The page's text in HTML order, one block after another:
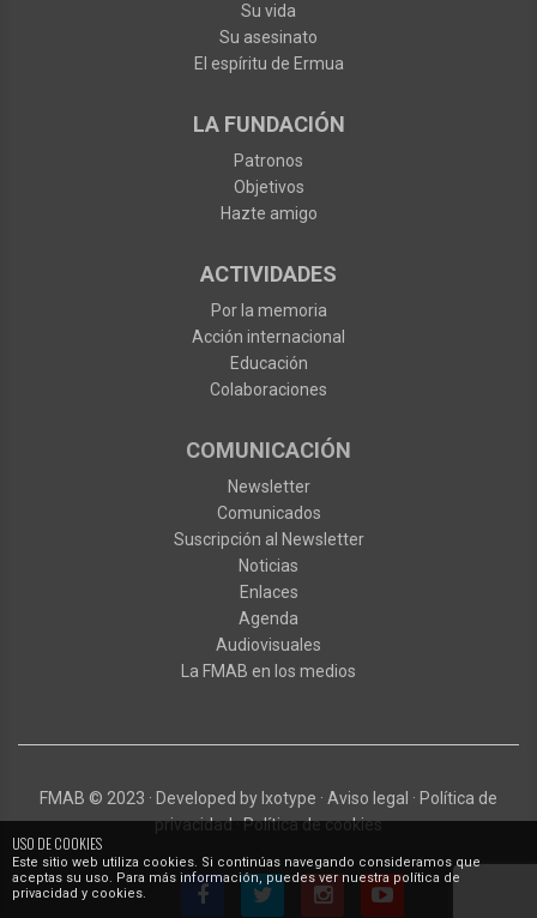
USO DE COOKIES
Este sitio web utiliza cookies. Si continúas navegando consideramos que
aceptas su uso. Para más información, puedes ver nuestra política de
privacidad y cookies.
Su vida
Su asesinato
El espíritu de Ermua
LA FUNDACIÓN
Patronos
Objetivos
Hazte amigo
ACTIVIDADES
Por la memoria
Acción internacional
Educación
Colaboraciones
COMUNICACIÓN
Newsletter
Comunicados
Suscripción al Newsletter
Noticias
Enlaces
Agenda
Audiovisuales
La FMAB en los medios
FMAB © 2023 · Developed by Ixotype · Aviso legal · Política de
privacidad·Política de cookies